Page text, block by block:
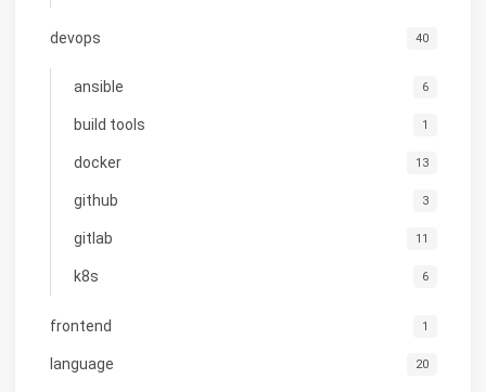
devops 40
ansible 6
build tools 1
docker 13
github 3
gitlab 11
k8s 6
frontend 1
language 20